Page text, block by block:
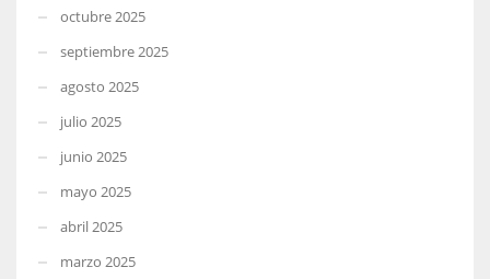
octubre 2025
septiembre 2025
agosto 2025
julio 2025
junio 2025
mayo 2025
abril 2025
marzo 2025